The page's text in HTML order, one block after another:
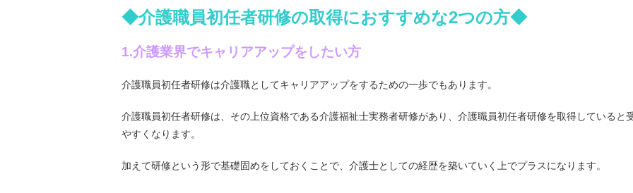
◆介護職員初任者研修の取得におすすめな2つの方◆
1.介護業界でキャリアアップをしたい方
介護職員初任者研修は介護職としてキャリアアップをするための一歩でもあります。
介護職員初任者研修は、その上位資格である介護福祉士実務者研修があり、介護職員初任者研修を取得していると
やすくなります。
加えて研修という形で基礎固めをしておくことで、介護士としての経歴を築いていく上でプラスになります。